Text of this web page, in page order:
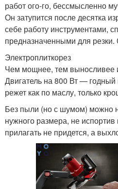
работ ого-го, бессмысленно
Он затупится после десятка
себе работу инструментами,
предназначенными для
Электроплиткорез
Чем мощнее, тем выносливее
Двигатель на 800 Вт —
режет как по маслу, только
Без пыли (но с шумом) можно
нужного размера, не
прилагать не придется, а